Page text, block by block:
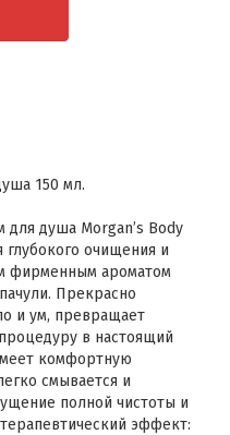
150 мл.
для душа Morgan’s Body
очищения и
фирменным ароматом
Прекрасно
и ум, превращает
в настоящий
комфортную
смывается и
полной чистоты и
эффект: